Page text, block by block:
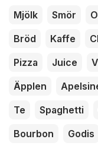
Mjölk Smör
Bröd
Kaffe
Pizza
Juice
Äpplen
Te
Spaghetti
Bourbon
Godis